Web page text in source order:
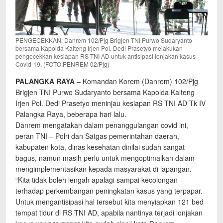
PENGECEKKAN: Danrem 102/Pjg Brigjen TNI Purwo Sudaryanto
bersama Kapolda Kalteng Irjen Pol. Dedi Prasetyo melakukan
pengecekkan kesiapan RS TNI AD untuk antisipasi lonjakan kasus
Covid-19. (FOTO:PENREM 02/Pjg)
PALANGKA RAYA – Komandan Korem (Danrem) 102/Pjg
Brigjen TNI Purwo Sudaryanto bersama Kapolda Kalteng
Irjen Pol. Dedi Prasetyo meninjau kesiapan RS TNI AD Tk IV
Palangka Raya, beberapa hari lalu.
Danrem mengatakan dalam penanggulangan covid ini,
peran TNI – Polri dan Satgas pemerintahan daerah,
kabupaten kota, dinas kesehatan dinilai sudah sangat
bagus, namun masih perlu untuk mengoptimalkan dalam
mengimplementasikan kepada masyarakat di lapangan.
“Kita tidak boleh lengah apalagi sampai kecolongan
terhadap perkembangan peningkatan kasus yang terpapar.
Untuk mengantisipasi hal tersebut kita menyiapkan 121 bed
tempat tidur di RS TNI AD, apabila nantinya terjadi lonjakan